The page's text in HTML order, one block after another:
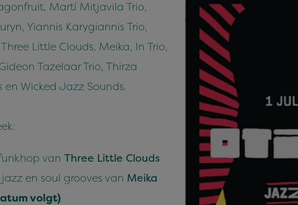
Martí Mitjavila Trio,
Yiannis Karygiannis Trio,
Little Clouds, Meika, In Trio,
Tazelaar Trio, Thirza
Wicked Jazz Sounds.
van Three Little Clouds
en soul grooves van Meika
volgt)